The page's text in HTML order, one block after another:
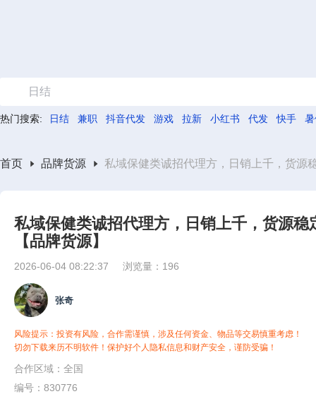
日结
热门搜索: 日结 兼职 抖音代发 游戏 拉新 小红书 代发 快手
首页 品牌货源 私域保健类诚招代理方，日销上千，货源
私域保健类诚招代理方，日销上千，货源
【品牌货源】
2026-06-04 08:22:37 浏览量：196
张奇
风险提示：投资有风险，合作需谨慎，涉及任何资金、物品等交易慎重考虑！
切勿下载来历不明软件！保护好个人隐私信息和财产安全，谨防受骗！
合作区域：全国
编号：830776